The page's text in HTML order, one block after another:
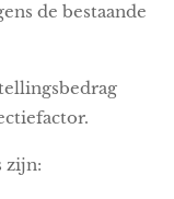
de bestaande
zijn: